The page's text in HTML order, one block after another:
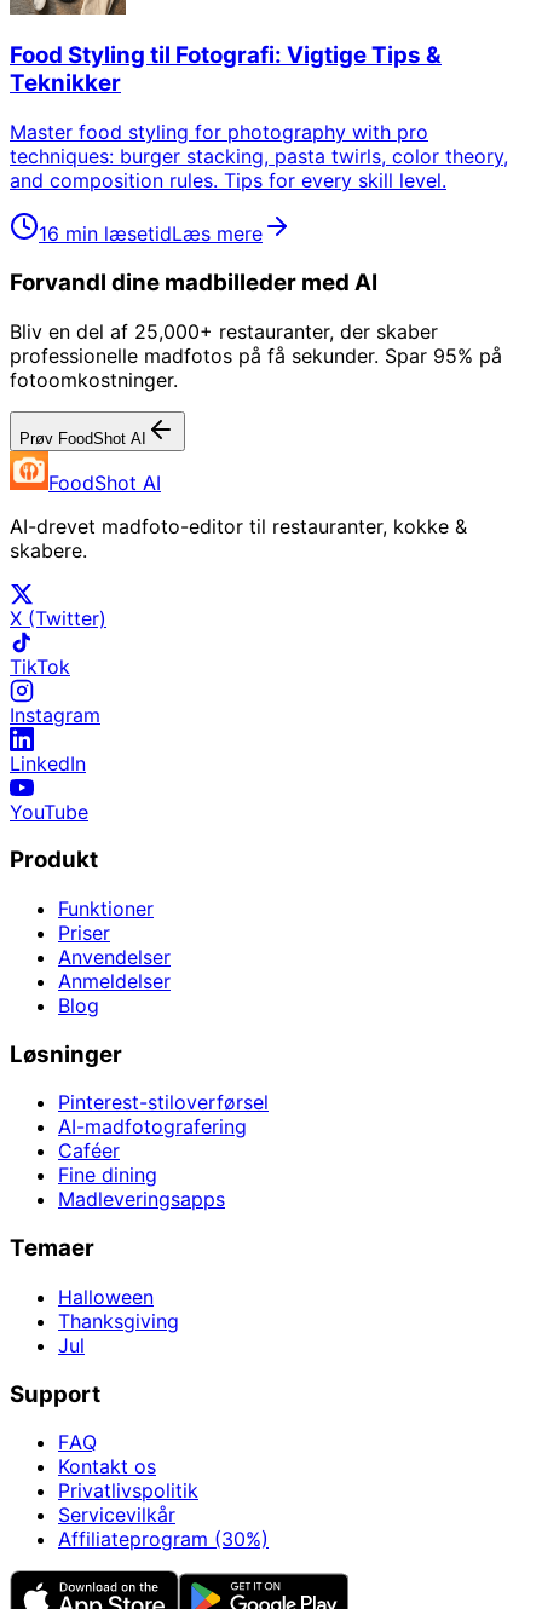
Food Styling til Fotografi: Vigtige Tips &
Teknikker
Master food styling for photography with pro
techniques: burger stacking, pasta twirls, color theory,
and composition rules. Tips for every skill level.
16 min læsetidLæs mere
Forvandl dine madbilleder med AI
Bliv en del af 25,000+ restauranter, der skaber
professionelle madfotos på få sekunder. Spar 95% på
fotoomkostninger.
Prøv FoodShot AI
FoodShot AI
AI-drevet madfoto-editor til restauranter, kokke &
skabere.
X (Twitter)
TikTok
Instagram
LinkedIn
YouTube
Produkt
Funktioner
Priser
Anvendelser
Anmeldelser
Blog
Løsninger
Pinterest-stiloverførsel
AI-madfotografering
Caféer
Fine dining
Madleveringsapps
Temaer
Halloween
Thanksgiving
Jul
Support
FAQ
Kontakt os
Privatlivspolitik
Servicevilkår
Affiliateprogram (30%)